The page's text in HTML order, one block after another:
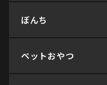
ぼんち
ペットおやつ